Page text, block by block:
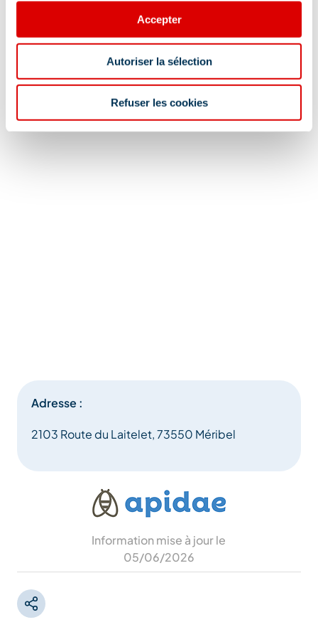
Accepter
Autoriser la sélection
Refuser les cookies
Adresse :
2103 Route du Laitelet, 73550 Méribel
Information mise à jour le
05/06/2026